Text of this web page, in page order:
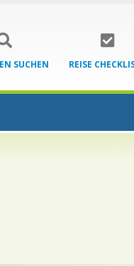
SUCHEN REISE